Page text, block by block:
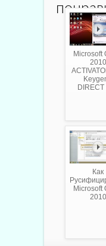
Microsoft
2010
DIRECT
Как
Microsoft
2010